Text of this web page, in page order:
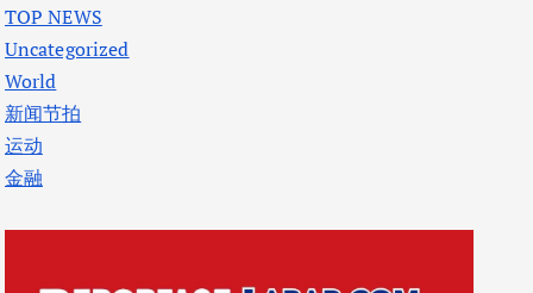
TOP NEWS
Uncategorized
World
新闻节拍
运动
金融